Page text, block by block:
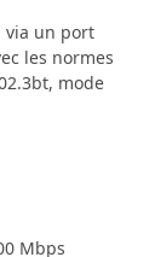
via un port
les normes
mode
Mbps